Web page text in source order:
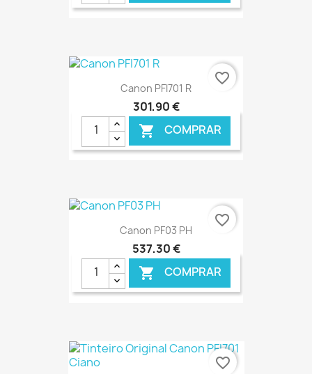
€ ONLINE
Canon PFI701 R
301,90 €
 COMPRAR
€ ONLINE
favorite_border
Canon PF03 PH
537,30 €
 COMPRAR
€ ONLINE
favorite_border
favorite_border